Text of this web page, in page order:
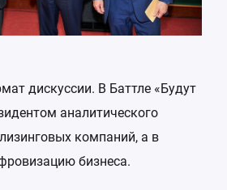
дискуссии. В Баттле «Будут
аналитического
компаний, а в
бизнеса.